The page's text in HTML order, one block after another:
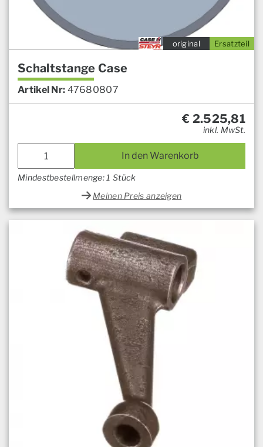
Ersatzteil
original
Schaltstange Case
Artikel Nr: 47680807
€ 2.525,81
inkl. MwSt.
In den Warenkorb
Mindestbestellmenge: 1 Stück
Meinen Preis anzeigen